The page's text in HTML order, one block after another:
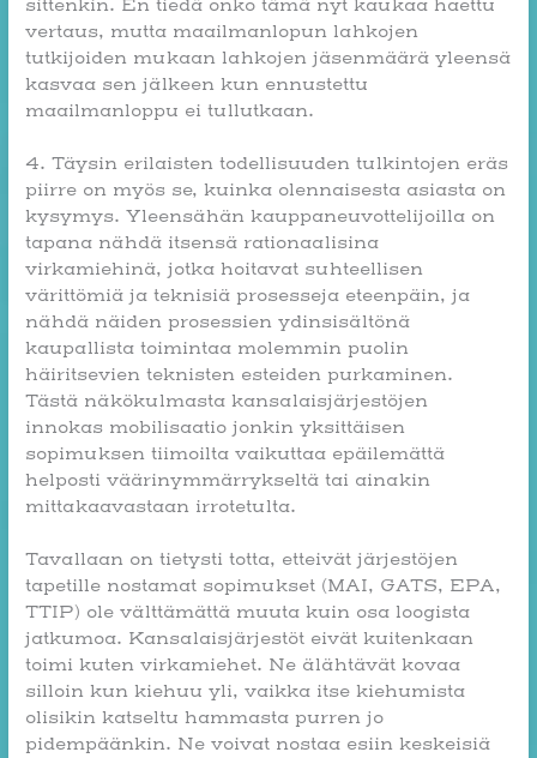
sittenkin. En tiedä onko tämä nyt kaukaa haettu
vertaus, mutta maailmanlopun lahkojen
tutkijoiden mukaan lahkojen jäsenmäärä yleensä
kasvaa sen jälkeen kun ennustettu
maailmanloppu ei tullutkaan.
4. Täysin erilaisten todellisuuden tulkintojen eräs
piirre on myös se, kuinka olennaisesta asiasta on
kysymys. Yleensähän kauppaneuvottelijoilla on
tapana nähdä itsensä rationaalisina
virkamiehinä, jotka hoitavat suhteellisen
värittömiä ja teknisiä prosesseja eteenpäin, ja
nähdä näiden prosessien ydinsisältönä
kaupallista toimintaa molemmin puolin
häiritsevien teknisten esteiden purkaminen.
Tästä näkökulmasta kansalaisjärjestöjen
innokas mobilisaatio jonkin yksittäisen
sopimuksen tiimoilta vaikuttaa epäilemättä
helposti väärinymmärrykseltä tai ainakin
mittakaavastaan irrotetulta.
Tavallaan on tietysti totta, etteivät järjestöjen
tapetille nostamat sopimukset (MAI, GATS, EPA,
TTIP) ole välttämättä muuta kuin osa loogista
jatkumoa. Kansalaisjärjestöt eivät kuitenkaan
toimi kuten virkamiehet. Ne älähtävät kovaa
silloin kun kiehuu yli, vaikka itse kiehumista
olisikin katseltu hammasta purren jo
pidempäänkin. Ne voivat nostaa esiin keskeisiä